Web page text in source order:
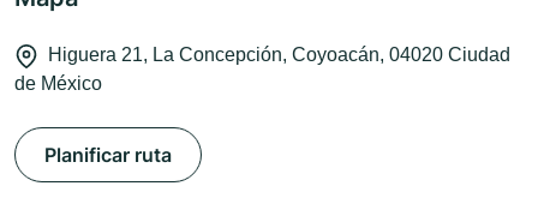
Higuera 21, La Concepción, Coyoacán, 04020 Ciudad
de México
Planificar ruta